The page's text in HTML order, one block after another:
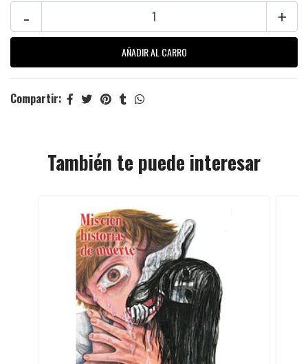
+
-
Compartir:
También te puede interesar